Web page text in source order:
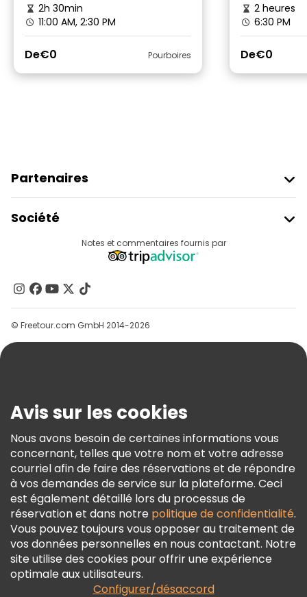
2h 30min
11:00 AM, 2:30 PM
De€0 Pourboires
2 heures
6:30 PM
De€0
Partenaires
Connexion Du Fournisseur
Programme D’affiliation
Société
Contactez-Nous
Groupes
Aide
Conditions Générales Et Mentions Légales
Politique En Matière De Cookies
Freetour Prix
Programme De Fidélité
Notes et commentaires fournis par
© Freetour.com GmbH 2014-2026
Avis sur les cookies
Nous avons besoin de certaines informations vous
concernant, telles que votre nom et votre adresse
courriel afin de faire des réservations et de répondre
à vos demandes de service sur la plateforme. Ceci
est également détaillé lors du processus de
réservation et dans notre politique de confidentialité.
Vous pouvez toujours vous opposer au traitement de
vos données personnelles en nous contactant. Notre
site utilise des cookies pour offrir une expérience
optimale aux utilisateurs.
Configurer/désaccord